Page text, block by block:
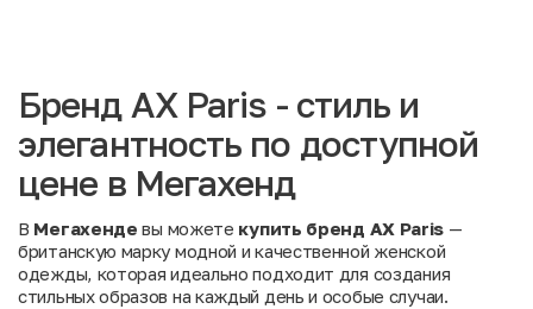
Бренд AX Paris - стиль и
элегантность по доступной
цене в Мегахенд
В Мегахенде вы можете купить бренд AX Paris —
британскую марку модной и качественной женской
одежды, которая идеально подходит для создания
стильных образов на каждый день и особые случаи.